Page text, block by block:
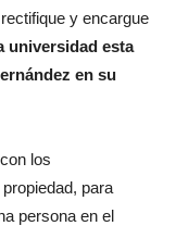
y encargue
universidad esta
en su
los
para
persona en el